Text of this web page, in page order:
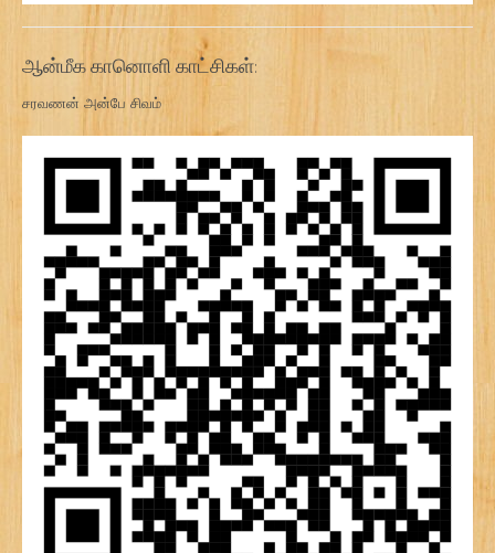
ஆன்மீக கானொளி காட்சிகள்:
சரவணன் அன்பே சிவம்